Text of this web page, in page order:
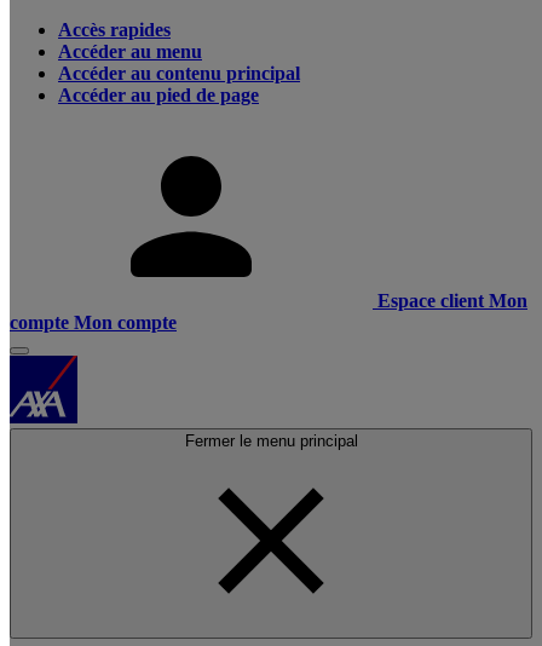
Accès rapides
Accéder au menu
Accéder au contenu principal
Accéder au pied de page
Espace client Mon
compte Mon compte
Fermer le menu principal